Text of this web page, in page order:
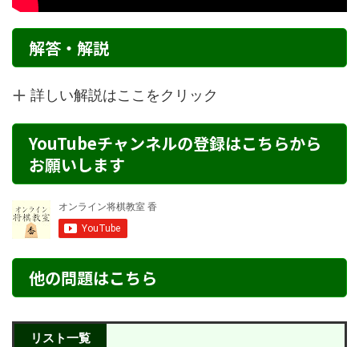
解答・解説
詳しい解説はここをクリック
YouTubeチャンネルの登録はこちらから
お願いします
他の問題はこちら
リスト一覧